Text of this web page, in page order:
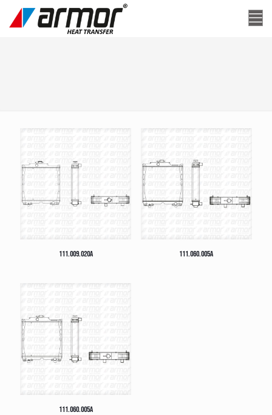
111.009.020A 111.060.005A
111.060.005A